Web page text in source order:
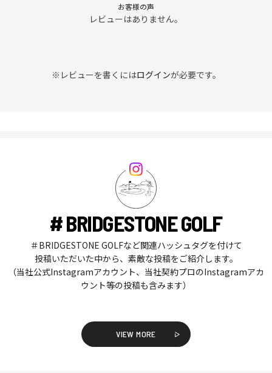
お客様の声
レビューはありません。
※レビューを書くにはログインが必要です。
# BRIDGESTONE GOLF
＃BRIDGESTONE GOLFなど関連ハッシュタグを付けて
投稿いただいた中から、素敵な投稿をご紹介します。
（当社公式Instagramアカウント、当社契約プロのInstagramアカ
ウント等の投稿も含みます）
VIEW MORE